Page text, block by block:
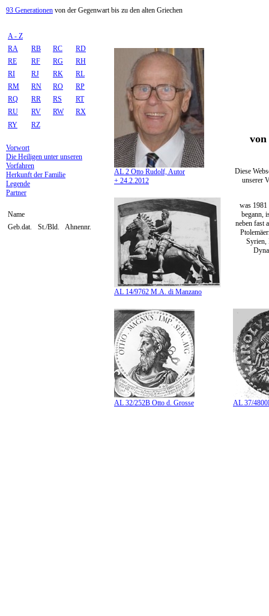
93 Generationen von der Gegenwart bis zu den alten Griechen
A - Z
RA
RB RC
RD
RE
RF RG
RH
RI
RJ RK
RL
RM
RN RO
RP
RQ
RR RS
RT
RU
RV RW
RX
RY
RZ
Vorwort
Die Heiligen unter unseren
Vorfahren
Herkunft der Familie
Legende
Partner
Name
Geb.dat.
St./Bld. Ahnennr.
AL 2 Otto Rudolf, Autor
+ 24.2.2012
von
Diese
unserer
was 1981
begann,
neben fast
Syrien,
AL 14/9762 M.A. di Manzano
AL 32/252B Otto d. Grosse AL 37/